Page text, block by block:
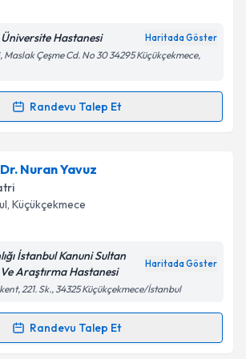
verilerimin işlenmesine ilişkin
okudum ve kişisel verilerimin belirtilen
Takvim Talebini Gönder
Hastanesi Haritada Göster
Maslak Çeşme Cd. No 30 34295 Küçükçekmece,
Randevu Talep Et
Talebi
Karakayaiçin randevu takvimi
Size bu uzmandan randevu almanız
hazırlandığında e-posta ile
verilerimin işlenmesine ilişkin
okudum ve kişisel verilerimin belirtilen
Nuran Yavuz
, Küçükçekmece
İstanbul Kanuni Sultan
Araştırma Hastanesi
Haritada Göster
221. Sk., 34325 Küçükçekmece/İstanbul
Randevu Talep Et
Talebi